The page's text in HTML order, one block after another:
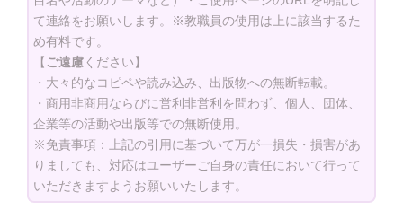
て連絡をお願いします。※教職員の使用は上に該当するた
め有料です。
【 ご遠慮ください】
・大々的なコピペや読み込み、出版物への無断転載。
・商用非商用ならびに営利非営利を問わず、個人、団体、
企業等の活動や出版等での無断使用。
※免責事項：上記の引用に基づいて万が一損失・損害があ
りましても、対応はユーザーご自身の責任において行って
いただきますようお願いいたします。